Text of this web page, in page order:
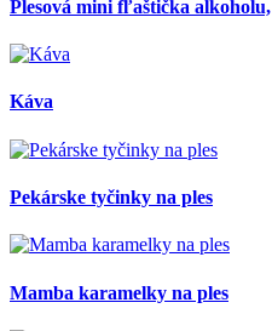
Plesová mini fľaštička alkoholu,
Káva
Pekárske tyčinky na ples
Mamba karamelky na ples